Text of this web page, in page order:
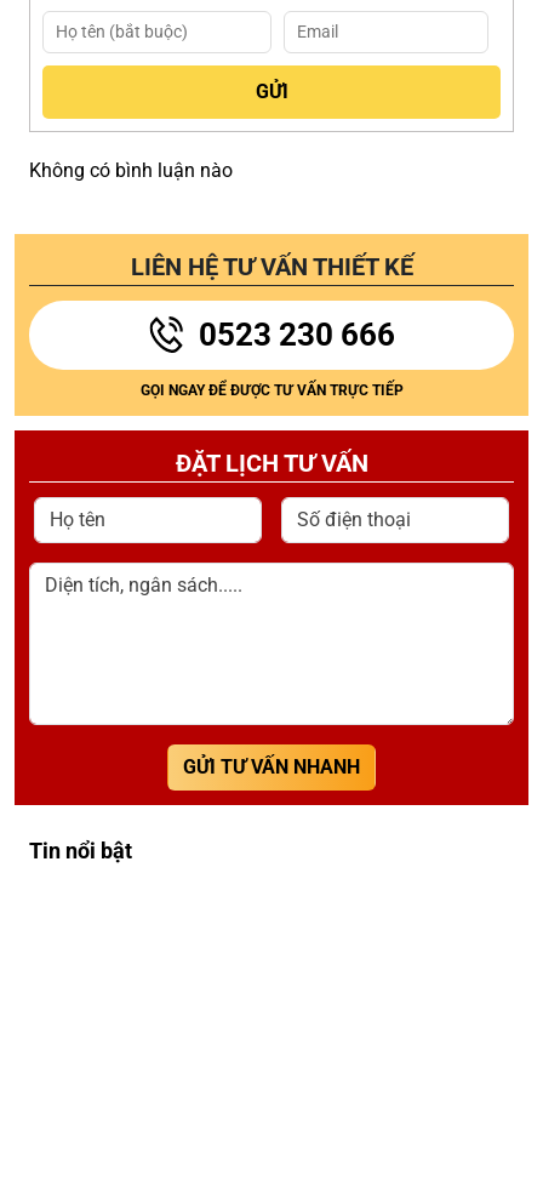
Không có bình luận nào
LIÊN HỆ TƯ VẤN THIẾT KẾ
0523 230 666
GỌI NGAY ĐỂ ĐƯỢC TƯ VẤN TRỰC TIẾP
ĐẶT LỊCH TƯ VẤN
Họ tên Số điện thoại
Diện tích, ngân sách.....
GỬI TƯ VẤN NHANH
Tin nổi bật